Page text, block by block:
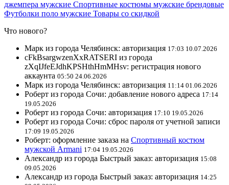
джемпера мужские Спортивные костюмы мужские брендовые
Футболки поло мужские Товары со скидкой
Что нового?
Марк из города Челябинск: авторизация 17:03 10.07.2026
cFkBsargwzenXxRATSERI из города
zXqIJfeEJdhKPSHthHmMHsv: регистрация нового
аккаунта 05:50 24.06.2026
Марк из города Челябинск: авторизация 11:14 01.06.2026
Роберт из города Сочи: добавление нового адреса 17:14
19.05.2026
Роберт из города Сочи: авторизация 17:10 19.05.2026
Роберт из города Сочи: сброс пароля от учетной записи
17:09 19.05.2026
Роберт: оформление заказа на Спортивный костюм
мужской Armani 17:04 19.05.2026
Александр из города Быстрый заказ: авторизация 15:08
09.05.2026
Александр из города Быстрый заказ: авторизация 14:25